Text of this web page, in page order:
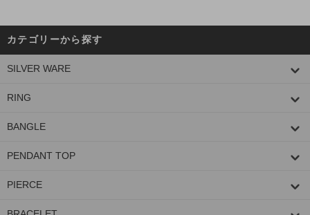
カテゴリーから探す
SILVER WARE
RING
BANGLE
PENDANT TOP
PIERCE